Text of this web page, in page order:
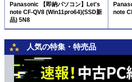
Panasonic 【即納パソコン】Let's
note CF-QV8 (Win11pro64)(SSD新
品) 5N8
note
人気の特集・特売品